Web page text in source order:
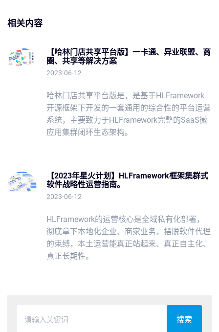
相关内容
【哈林门店共享平台版】一卡通、异业联盟、商
圈、共享等解决方案
2023-06-12
哈林门店共享平台版是，是基于HLFramework
开源框架下开发的一套通用的综合性的平台运营
系统，主要致力于HLFramework完整的SaaS微
应用集群闭环生态架构。
【2023年星火计划】HLFramework框架集群式
软件战略性运营指南。
2023-06-12
HLFramework的运营核心是全域私有化部署，
彻底拿下本地化企业、商家业务，摆脱软件代理
的束缚，本土运营能真正站起来、真正自主化、
真正长期性。
搜索